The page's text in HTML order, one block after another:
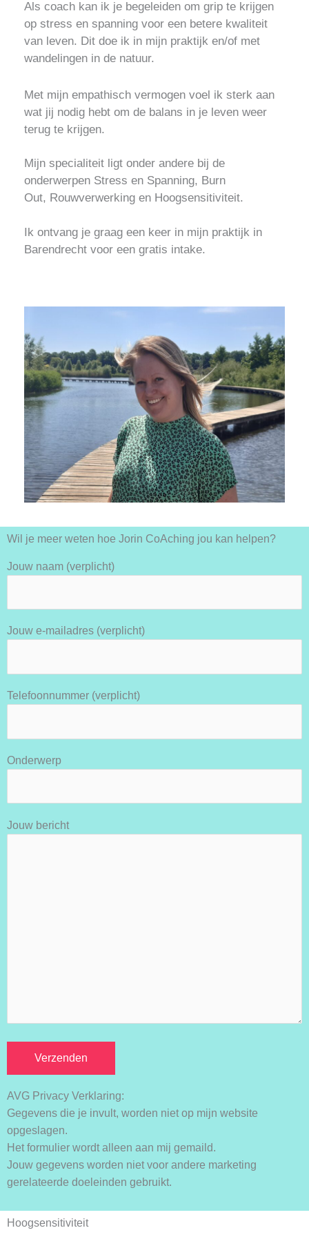
Als coach kan ik je begeleiden om grip te krijgen
op stress en spanning voor een betere kwaliteit
van leven. Dit doe ik in mijn praktijk en/of met
wandelingen in de natuur.
Met mijn empathisch vermogen voel ik sterk aan
wat jij nodig hebt om de balans in je leven weer
terug te krijgen.
Mijn specialiteit ligt onder andere bij de
onderwerpen Stress en Spanning, Burn
Out, Rouwverwerking en Hoogsensitiviteit.
Ik ontvang je graag een keer in mijn praktijk in
Barendrecht voor een gratis intake.
Wil je meer weten hoe Jorin CoAching jou kan helpen?
Jouw naam (verplicht)
Jouw e-mailadres (verplicht)
Telefoonnummer (verplicht)
Onderwerp
Jouw bericht
AVG Privacy Verklaring:
Gegevens die je invult, worden niet op mijn website
opgeslagen.
Het formulier wordt alleen aan mij gemaild.
Jouw gegevens worden niet voor andere marketing
gerelateerde doeleinden gebruikt.
Hoogsensitiviteit